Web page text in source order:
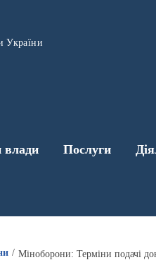
України
влади Послуги
Міноборони: Терміни подачі